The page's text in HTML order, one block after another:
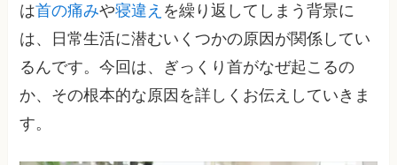
は首の痛みや寝違え を繰り返してしまう背景に
は、日常生活に潜むいくつかの原因が関係してい
るんです。今回は、ぎっくり首がなぜ起こるの
か、その根本的な原因を詳しくお伝えしていきま
す。